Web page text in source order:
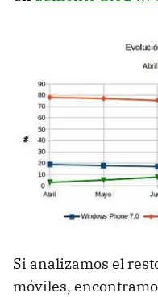
Si analizamos el
móviles,